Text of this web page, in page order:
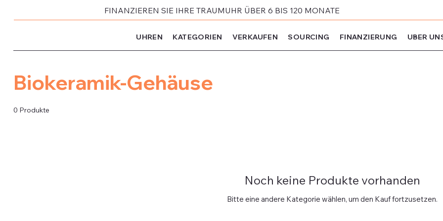
FINANZIEREN SIE IHRE TRAUMUHR ÜBER 6 BIS 120 MONATE
UHREN KATEGORIEN VERKAUFEN SOURCING FINANZIERUNG UBER
Biokeramik-Gehäuse
0 Produkte
Noch keine Produkte vorhanden
Bitte eine andere Kategorie wählen, um den Kauf fortzusetzen.